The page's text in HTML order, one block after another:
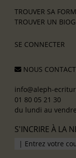
TROUVER SA
TROUVER UN
SE CONNECTER
NOUS
info@aleph-
01 80 05 21 30
du lundi au
S'INCRIRE À LA